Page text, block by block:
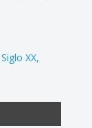
Siglo XX